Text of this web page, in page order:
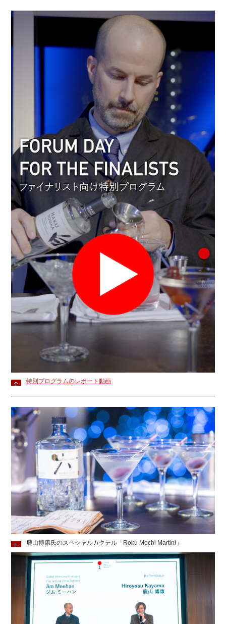
特別プログラムのレポート動画
鹿山博康氏のスペシャルカクテル「Roku Mochi Martini」